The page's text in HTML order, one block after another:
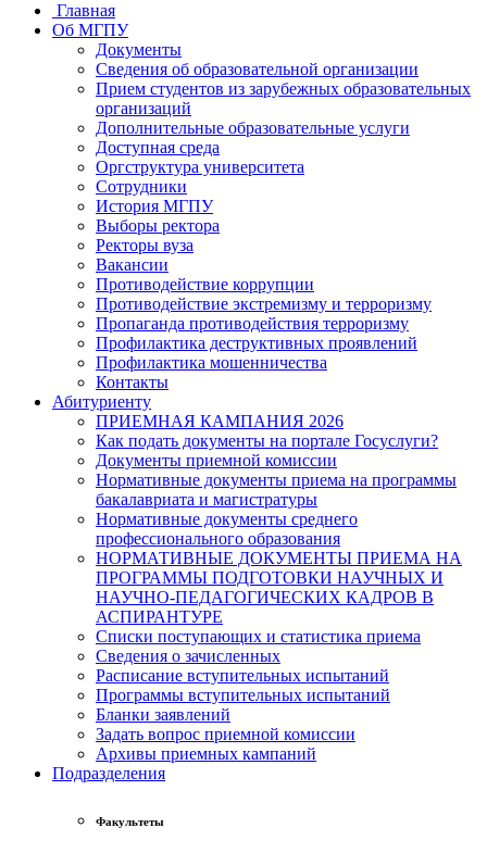
Главная
Об МГПУ
Документы
Сведения об образовательной организации
Прием студентов из зарубежных образовательных
организаций
Дополнительные образовательные услуги
Доступная среда
Оргструктура университета
Сотрудники
История МГПУ
Выборы ректора
Ректоры вуза
Вакансии
Противодействие коррупции
Противодействие экстремизму и терроризму
Пропаганда противодействия терроризму
Профилактика деструктивных проявлений
Профилактика мошенничества
Контакты
Абитуриенту
ПРИЕМНАЯ КАМПАНИЯ 2026
Как подать документы на портале Госуслуги?
Документы приемной комиссии
Нормативные документы приема на программы
бакалавриата и магистратуры
Нормативные документы среднего
профессионального образования
НОРМАТИВНЫЕ ДОКУМЕНТЫ ПРИЕМА НА
ПРОГРАММЫ ПОДГОТОВКИ НАУЧНЫХ И
НАУЧНО-ПЕДАГОГИЧЕСКИХ КАДРОВ В
АСПИРАНТУРЕ
Списки поступающих и статистика приема
Сведения о зачисленных
Расписание вступительных испытаний
Программы вступительных испытаний
Бланки заявлений
Задать вопрос приемной комиссии
Архивы приемных кампаний
Подразделения
Факультеты